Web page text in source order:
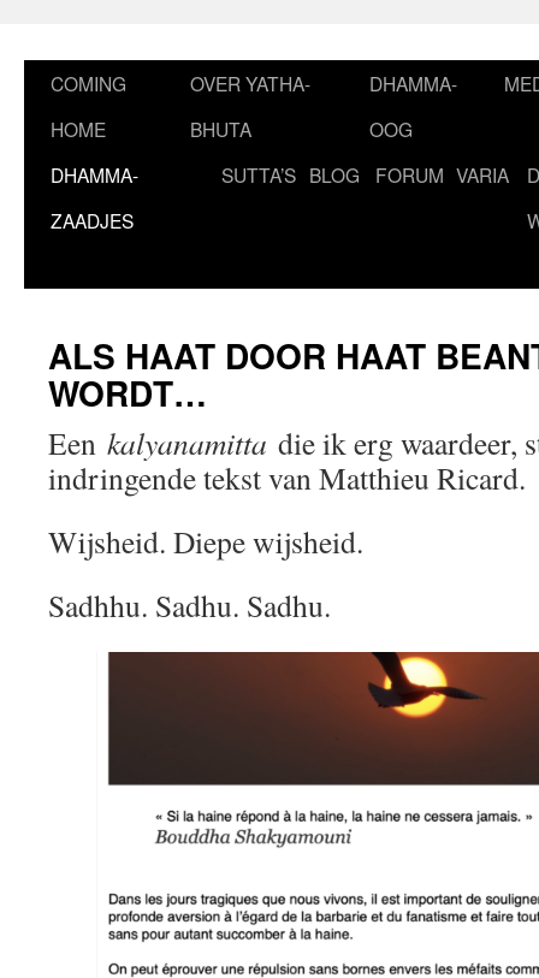
COMING
HOME
OVER YATHA-
BHUTA
DHAMMA-
OOG
DHAMMA-
ZAADJES
SUTTA’S BLOG FORUM VARIA
ALS HAAT DOOR HAAT
WORDT…
Een kalyanamitta die ik erg waardeer,
indringende tekst van Matthieu Ricard.
Wijsheid. Diepe wijsheid.
Sadhhu. Sadhu. Sadhu.